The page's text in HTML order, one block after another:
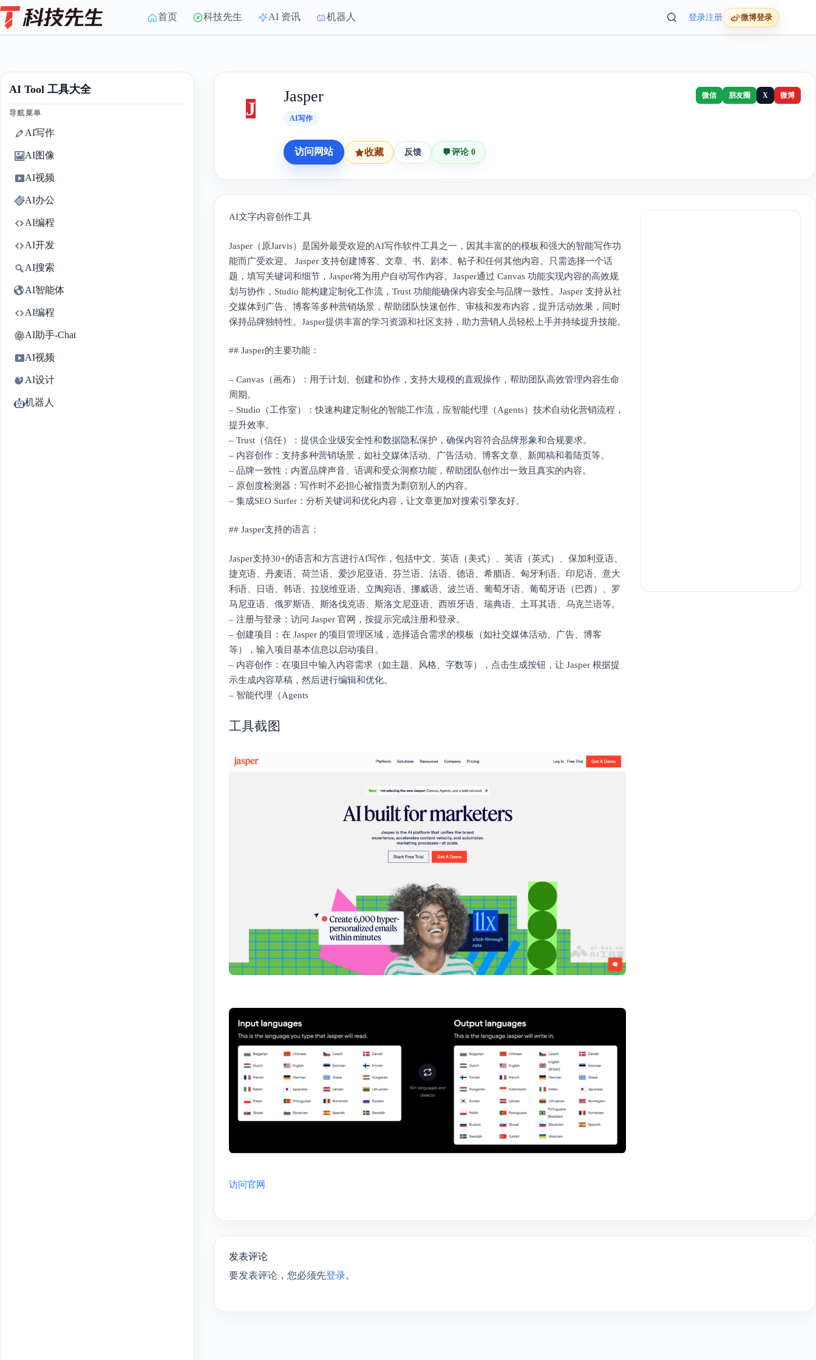
Skip
to
content
首页 科技先生 AI 资讯 机器人 登录注册 微博登录
AI Tool 工具大全
导航菜单
AI写作
AI图像
AI视频
AI办公
AI编程
AI开发
AI搜索
AI智能体
AI编程
AI助手-Chat
AI视频
AI设计
机器人
J
Jasper 微信 朋友圈 X 微博
AI写作
访问网站 收藏 反馈 评论 0
AI文字内容创作工具
Jasper（原Jarvis）是国外最受欢迎的AI写作软件工具之一，因其丰富的的模板和强大的智能写作功
能而广受欢迎。 Jasper 支持创建博客、文章、书、剧本、帖子和任何其他内容。只需选择一个话
题，填写关键词和细节，Jasper将为用户自动写作内容。Jasper通过 Canvas 功能实现内容的高效规
划与协作，Studio 能构建定制化工作流，Trust 功能能确保内容安全与品牌一致性。Jasper 支持从社
交媒体到广告、博客等多种营销场景，帮助团队快速创作、审核和发布内容，提升活动效果，同时
保持品牌独特性。Jasper提供丰富的学习资源和社区支持，助力营销人员轻松上手并持续提升技能。
## Jasper的主要功能：
– Canvas（画布）：用于计划、创建和协作，支持大规模的直观操作，帮助团队高效管理内容生命
周期。
– Studio（工作室）：快速构建定制化的智能工作流，应智能代理（Agents）技术自动化营销流程，
提升效率。
– Trust（信任）：提供企业级安全性和数据隐私保护，确保内容符合品牌形象和合规要求。
– 内容创作：支持多种营销场景，如社交媒体活动、广告活动、博客文章、新闻稿和着陆页等。
– 品牌一致性：内置品牌声音、语调和受众洞察功能，帮助团队创作出一致且真实的内容。
– 原创度检测器：写作时不必担心被指责为剽窃别人的内容。
– 集成SEO Surfer：分析关键词和优化内容，让文章更加对搜索引擎友好。
## Jasper支持的语言：
Jasper支持30+的语言和方言进行AI写作，包括中文、英语（美式）、英语（英式）、保加利亚语、
捷克语、丹麦语、荷兰语、爱沙尼亚语、芬兰语、法语、德语、希腊语、匈牙利语、印尼语、意大
利语、日语、韩语、拉脱维亚语、立陶宛语、挪威语、波兰语、葡萄牙语、葡萄牙语（巴西）、罗
马尼亚语、俄罗斯语、斯洛伐克语、斯洛文尼亚语、西班牙语、瑞典语、土耳其语、乌克兰语等。
– 注册与登录：访问 Jasper 官网，按提示完成注册和登录。
– 创建项目：在 Jasper 的项目管理区域，选择适合需求的模板（如社交媒体活动、广告、博客
等），输入项目基本信息以启动项目。
– 内容创作：在项目中输入内容需求（如主题、风格、字数等），点击生成按钮，让 Jasper 根据提
示生成内容草稿，然后进行编辑和优化。
– 智能代理（Agents
工具截图
访问官网
发表评论
要发表评论，您必须先登录。